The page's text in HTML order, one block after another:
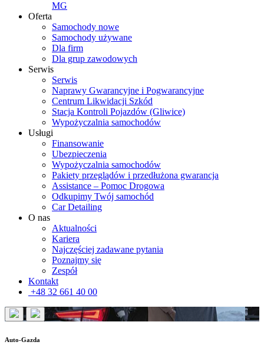
MG
Oferta
Samochody nowe
Samochody używane
Dla firm
Dla grup zawodowych
Serwis
Serwis
Naprawy Gwarancyjne i Pogwarancyjne
Centrum Likwidacji Szkód
Stacja Kontroli Pojazdów (Gliwice)
Wypożyczalnia samochodów
Usługi
Finansowanie
Ubezpieczenia
Wypożyczalnia samochodów
Pakiety przeglądów i przedłużona gwarancja
Assistance – Pomoc Drogowa
Odkupimy Twój samochód
Car Detailing
O nas
Aktualności
Kariera
Najczęściej zadawane pytania
Poznajmy się
Zespół
Kontakt
+48 32 661 40 00
Auto-Gazda